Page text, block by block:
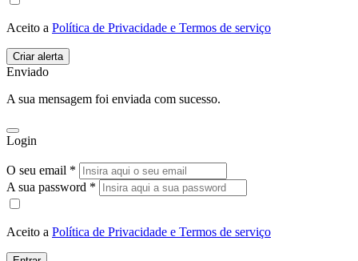
Aceito a Política de Privacidade e Termos de serviço
Enviado
A sua mensagem foi enviada com sucesso.
Login
O seu email *
A sua password *
Aceito a Política de Privacidade e Termos de serviço